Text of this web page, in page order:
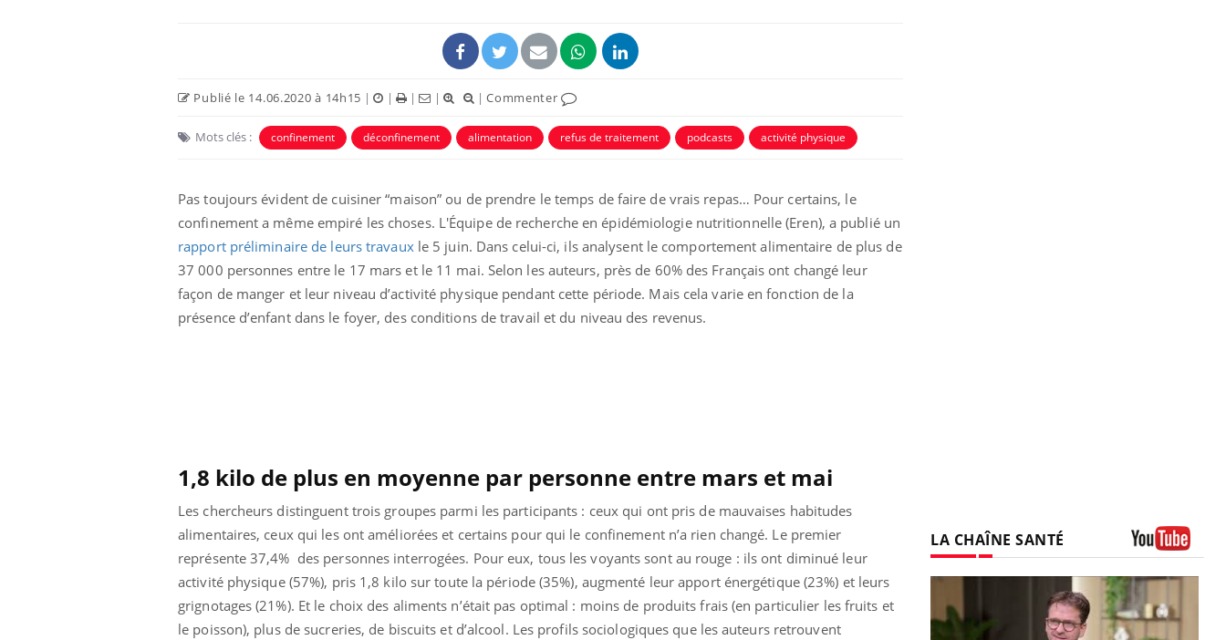
Publié le 14.06.2020 à 14h15 | | | | |Commenter
Mots clés : confinement déconfinement alimentation refus de traitement podcasts activité physique
Pas toujours évident de cuisiner “maison” ou de prendre le temps de faire de vrais repas… Pour certains, le
confinement a même empiré les choses. L'Équipe de recherche en épidémiologie nutritionnelle (Eren), a publié un
rapport préliminaire de leurs travauxle 5 juin. Dans celui-ci, ils analysent le comportement alimentaire de plus de
37 000 personnes entre le 17 mars et le 11 mai. Selon les auteurs, près de 60% des Français ont changé leur
façon de manger et leur niveau d’activité physique pendant cette période. Mais cela varie en fonction de la
présence d’enfant dans le foyer, des conditions de travail et du niveau des revenus.
1,8 kilo de plus en moyenne par personne entre mars et mai
Les chercheurs distinguent trois groupes parmi les participants : ceux qui ont pris de mauvaises habitudes
alimentaires, ceux qui les ont améliorées et certains pour qui le confinement n’a rien changé. Le premier
représente 37,4% des personnes interrogées. Pour eux, tous les voyants sont au rouge : ils ont diminué leur
activité physique (57%), pris 1,8 kilo sur toute la période (35%), augmenté leur apport énergétique (23%) et leurs
grignotages (21%). Et le choix des aliments n’était pas optimal : moins de produits frais (en particulier les fruits et
le poisson), plus de sucreries, de biscuits et d’alcool. Les profils sociologiques que les auteurs retrouvent
LA CHAÎNE SANTÉ